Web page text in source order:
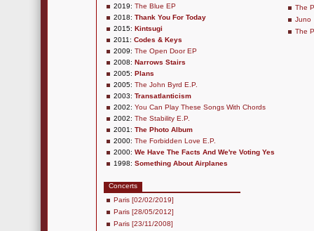
2019: The Blue EP
2018: Thank You For Today
2015: Kintsugi
2011: Codes & Keys
2009: The Open Door EP
2008: Narrows Stairs
2005: Plans
2005: The John Byrd E.P.
2003: Transatlanticism
2002: You Can Play These Songs With Chords
2002: The Stability E.P.
2001: The Photo Album
2000: The Forbidden Love E.P.
2000: We Have The Facts And We're Voting Yes
1998: Something About Airplanes
Concerts
Paris [02/02/2019]
Paris [28/05/2012]
Paris [23/11/2008]
The
Juno
The